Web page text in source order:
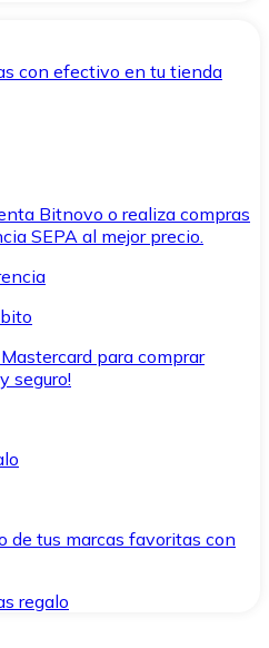
con efectivo en tu tienda
Bitnovo o realiza compras
SEPA al mejor precio.
para comprar
seguro!
de tus marcas favoritas con
regalo